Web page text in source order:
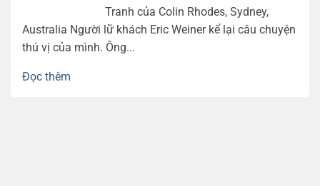
Tranh của Colin Rhodes, Sydney,
Australia Người lữ khách Eric Weiner kể lại câu chuyện
thú vị của mình. Ông...
Đọc thêm